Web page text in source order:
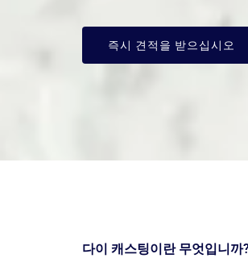
즉시 견적을 받으십시오
다이 캐스팅이란 무엇입니까